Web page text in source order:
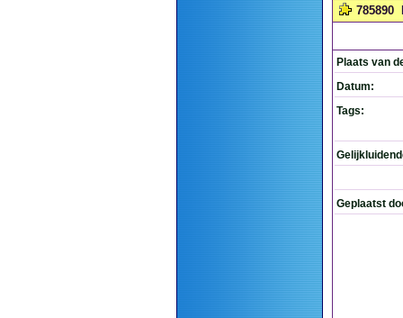
785890
Plaats van
Datum:
Tags:
Geplaatst